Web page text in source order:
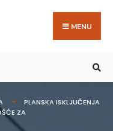
MENU
PLANSKA ISKLJUČENJA
ZA